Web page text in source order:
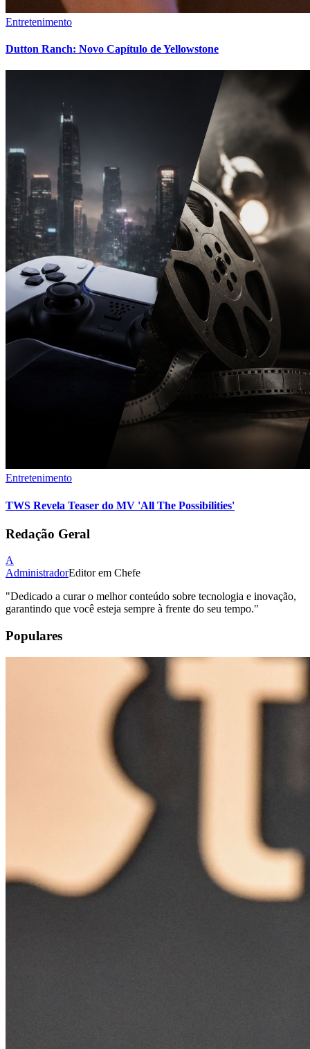
Entretenimento
Dutton Ranch: Novo Capítulo de Yellowstone
Entretenimento
TWS Revela Teaser do MV 'All The Possibilities'
Redação Geral
A
AdministradorEditor em Chefe
"Dedicado a curar o melhor conteúdo sobre tecnologia e inovação,
garantindo que você esteja sempre à frente do seu tempo."
Populares